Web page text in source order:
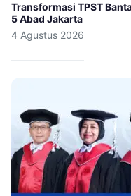
Transformasi TPST
5 Abad Jakarta
4 Agustus 2026